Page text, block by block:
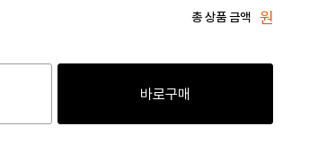
총 상품 금액 원
바로구매